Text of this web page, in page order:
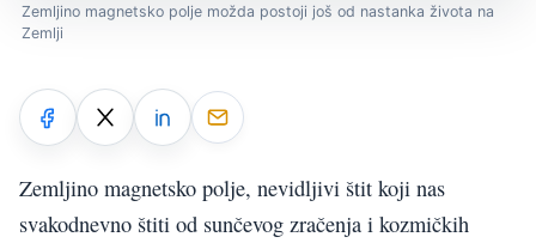
Zemljino magnetsko polje možda postoji još od nastanka života na
Zemlji
Zemljino magnetsko polje, nevidljivi štit koji nas
svakodnevno štiti od sunčevog zračenja i kozmičkih